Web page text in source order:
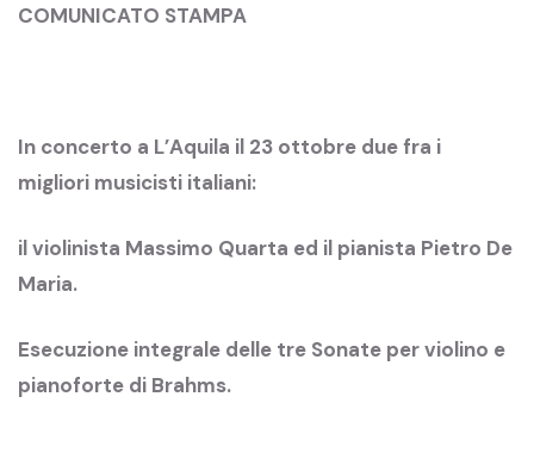
COMUNICATO STAMPA
In concerto a L’Aquila il 23 ottobre due fra i
migliori musicisti italiani:
il violinista Massimo Quarta ed il pianista Pietro De
Maria.
Esecuzione integrale delle tre Sonate per violino e
pianoforte di Brahms.